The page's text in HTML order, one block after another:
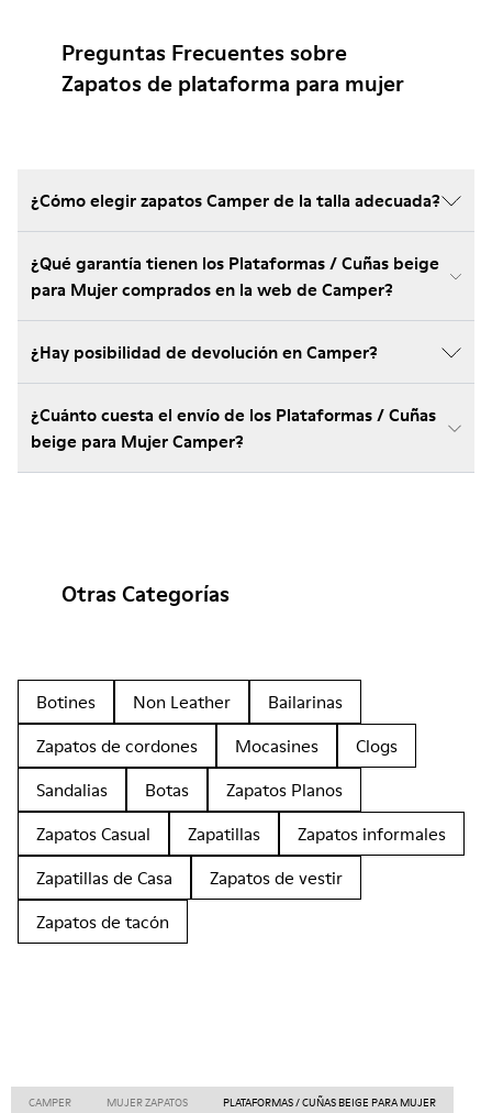
Preguntas Frecuentes sobre
Zapatos de plataforma para mujer
¿Cómo elegir zapatos Camper de la talla adecuada?
¿Qué garantía tienen los Plataformas / Cuñas beige
para Mujer comprados en la web de Camper?
¿Hay posibilidad de devolución en Camper?
¿Cuánto cuesta el envío de los Plataformas / Cuñas
beige para Mujer Camper?
Otras Categorías
Botines Non Leather
Bailarinas
Zapatos de cordones
Mocasines
Clogs
Sandalias
Botas
Zapatos Planos
Zapatos Casual
Zapatillas
Zapatos informales
Zapatillas de Casa
Zapatos de vestir
Zapatos de tacón
CAMPER MUJER ZAPATOS PLATAFORMAS / CUÑAS BEIGE PARA MUJER